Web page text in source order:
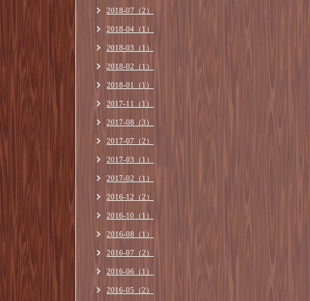
2018-07（2）
2018-04（1）
2018-03（1）
2018-02（1）
2018-01（1）
2017-11（1）
2017-08（3）
2017-07（2）
2017-03（1）
2017-02（1）
2016-12（2）
2016-10（1）
2016-08（1）
2016-07（2）
2016-06（1）
2016-05（2）